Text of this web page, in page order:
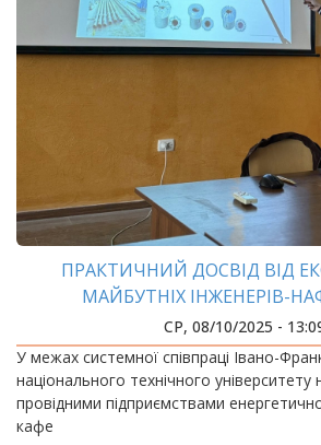
ПРАКТИЧНИЙ ДОСВІД ВІД
МАЙБУТНІХ ІНЖЕНЕРІВ-
СР, 08/10/2025 -
У межах системної співпраці Івано-
національного технічного університету
провідними підприємствами
кафе